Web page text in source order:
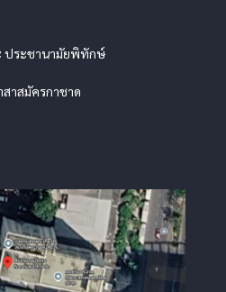
ประชานามัยพิทักษ์
าสมัครกาชาด